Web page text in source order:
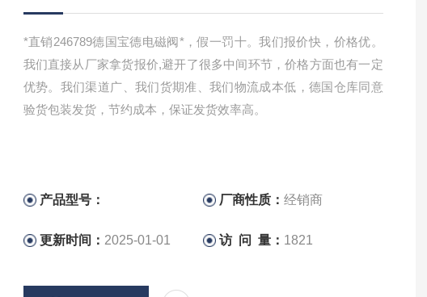
*直销246789德国宝德电磁阀*，假一罚十。我们报价快，价格优。
我们直接从厂家拿货报价,避开了很多中间环节，价格方面也有一定
优势。我们渠道广、我们货期准、我们物流成本低，德国仓库同意
验货包装发货，节约成本，保证发货效率高。
产品型号： 厂商性质：经销商
更新时间： 2025-01-01 访 问 量： 1821